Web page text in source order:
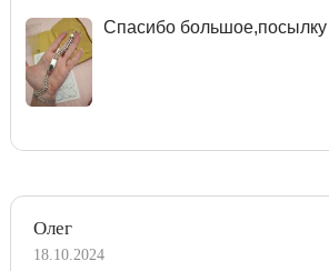
Спасибо большое,посылку
Олег
18.10.2024